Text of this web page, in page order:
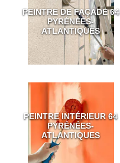
PEINTRE DE FAÇADE 64
PYRÉNÉES-
ATLANTIQUES
PEINTRE INTÉRIEUR 64
PYRÉNÉES-
ATLANTIQUES